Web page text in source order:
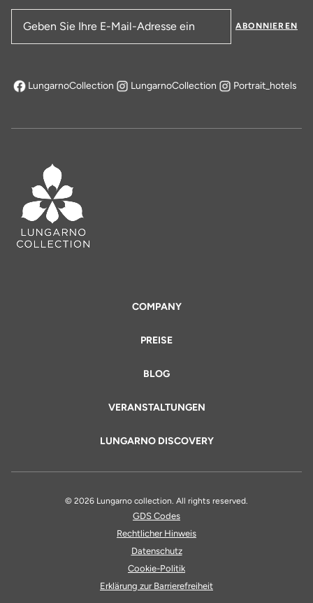
COMPANY
PREISE
BLOG
VERANSTALTUNGEN
LUNGARNO DISCOVERY
E-Mail-Adresse
ABONNIEREN
LungarnoCollection
öffnet sich in einem neuen Tab
LungarnoCollection Portrait_hotels
© 2026 Lungarno collection. All rights reserved.
GDS Codes
Rechtlicher Hinweis
Datenschutz
Cookie-Politik
Erklärung zur Barrierefreiheit